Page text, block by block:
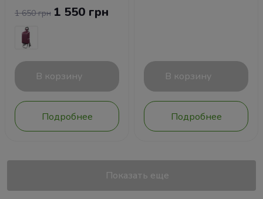
1 650 грн 1 550 грн
В корзину
Подробнее
В корзину
Подробнее
Показать еще